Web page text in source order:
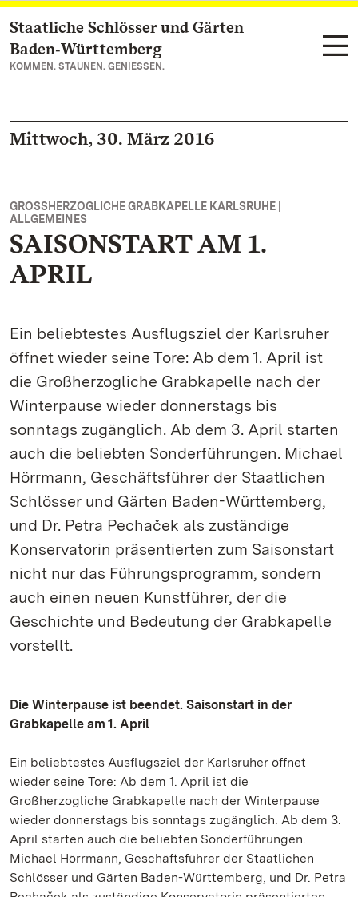
Zum Hauptinhalt springen
Staatliche Schlösser und Gärten
Baden‑Württemberg
KOMMEN. STAUNEN. GENIESSEN.
Mittwoch, 30. März 2016
GROSSHERZOGLICHE GRABKAPELLE KARLSRUHE |
ALLGEMEINES
SAISONSTART AM 1.
APRIL
Ein beliebtestes Ausflugsziel der Karlsruher
öffnet wieder seine Tore: Ab dem 1. April ist
die Großherzogliche Grabkapelle nach der
Winterpause wieder donnerstags bis
sonntags zugänglich. Ab dem 3. April starten
auch die beliebten Sonderführungen. Michael
Hörrmann, Geschäftsführer der Staatlichen
Schlösser und Gärten Baden-Württemberg,
und Dr. Petra Pechaček als zuständige
Konservatorin präsentierten zum Saisonstart
nicht nur das Führungsprogramm, sondern
auch einen neuen Kunstführer, der die
Geschichte und Bedeutung der Grabkapelle
vorstellt.
Die Winterpause ist beendet. Saisonstart in der
Grabkapelle am 1. April
Ein beliebtestes Ausflugsziel der Karlsruher öffnet
wieder seine Tore: Ab dem 1. April ist die
Großherzogliche Grabkapelle nach der Winterpause
wieder donnerstags bis sonntags zugänglich. Ab dem 3.
April starten auch die beliebten Sonderführungen.
Michael Hörrmann, Geschäftsführer der Staatlichen
Schlösser und Gärten Baden-Württemberg, und Dr. Petra